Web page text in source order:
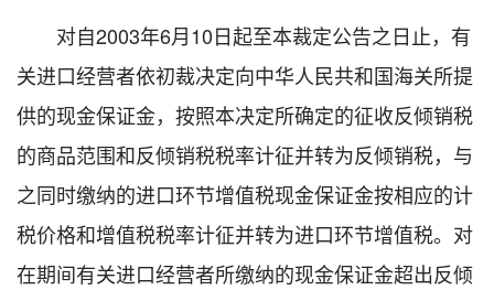
对自2003年6月10日起至本裁定公告之日止，有
关进口经营者依初裁决定向中华人民共和国海关所提
供的现金保证金，按照本决定所确定的征收反倾销税
的商品范围和反倾销税税率计征并转为反倾销税，与
之同时缴纳的进口环节增值税现金保证金按相应的计
税价格和增值税税率计征并转为进口环节增值税。对
在期间有关进口经营者所缴纳的现金保证金超出反倾